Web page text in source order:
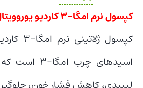
کپسول نرم امگا-3 کاردیو یوروویتال
کپسول
اسیدهای چرب